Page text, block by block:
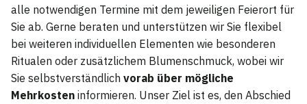
alle notwendigen Termine mit dem jeweiligen Feierort für
Sie ab. Gerne beraten und unterstützen wir Sie flexibel
bei weiteren individuellen Elementen wie besonderen
Ritualen oder zusätzlichem Blumenschmuck, wobei wir
Sie selbstverständlich vorab über mögliche
Mehrkosten informieren. Unser Ziel ist es, den Abschied